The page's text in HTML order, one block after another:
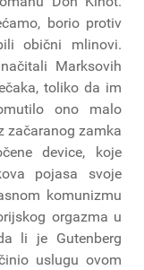
borio protiv
obični mlinovi.
Marksovih
toliko da im
ono malo
začaranog zamka
device, koje
pojasa svoje
komunizmu
orgazma u
li je Gutenberg
uslugu ovom